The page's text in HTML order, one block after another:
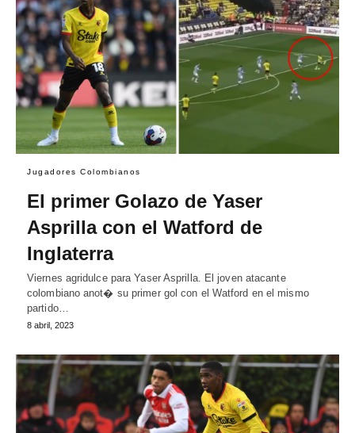
Jugadores Colombianos
El primer Golazo de Yaser
Asprilla con el Watford de
Inglaterra
Viernes agridulce para Yaser Asprilla. El joven atacante
colombiano anot� su primer gol con el Watford en el mismo
partido…
8 abril, 2023